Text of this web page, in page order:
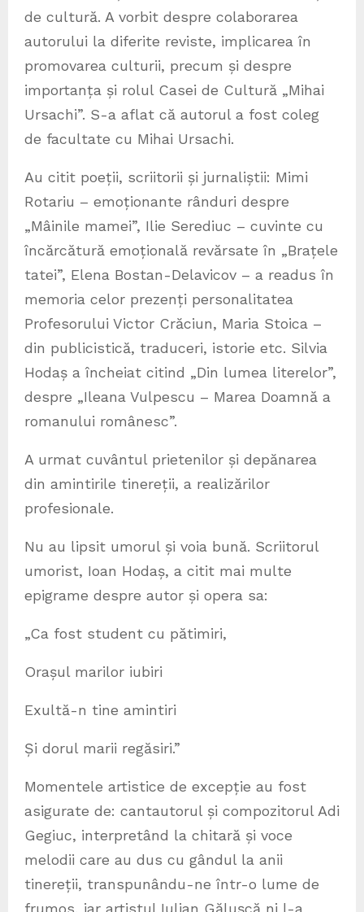
de cultură. A vorbit despre colaborarea
autorului la diferite reviste, implicarea în
promovarea culturii, precum și despre
importanța și rolul Casei de Cultură „Mihai
Ursachi”. S-a aflat că autorul a fost coleg
de facultate cu Mihai Ursachi.
Au citit poeții, scriitorii și jurnaliștii: Mimi
Rotariu – emoționante rânduri despre
„Mâinile mamei”, Ilie Serediuc – cuvinte cu
încărcătură emoțională revărsate în „Brațele
tatei”, Elena Bostan-Delavicov – a readus în
memoria celor prezenți personalitatea
Profesorului Victor Crăciun, Maria Stoica –
din publicistică, traduceri, istorie etc. Silvia
Hodaș a încheiat citind „Din lumea literelor”,
despre „Ileana Vulpescu – Marea Doamnă a
romanului românesc”.
A urmat cuvântul prietenilor și depănarea
din amintirile tinereții, a realizărilor
profesionale.
Nu au lipsit umorul și voia bună. Scriitorul
umorist, Ioan Hodaș, a citit mai multe
epigrame despre autor și opera sa:
„Ca fost student cu pătimiri,
Orașul marilor iubiri
Exultă-n tine amintiri
Și dorul marii regăsiri.”
Momentele artistice de excepție au fost
asigurate de: cantautorul și compozitorul Adi
Gegiuc, interpretând la chitară și voce
melodii care au dus cu gândul la anii
tinereții, transpunându-ne într-o lume de
frumos, iar artistul Iulian Gălușcă ni l-a